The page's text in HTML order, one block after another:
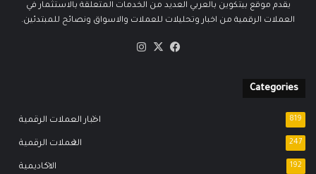
يقدم موقع بيتكوين بالعربي العديد من الخدمات المتعلقة بالاستثمار في
العملات الرقمية من اخبار وتحليلات للعملات والاسواق ونصائح للمبتدئين.
فيسبوك
‫X
Categories
اخبار العملات الرقمية 819
العملات الرقمية 247
الاكاديمية 192